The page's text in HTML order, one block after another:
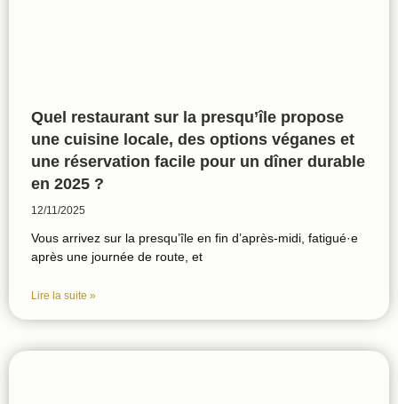
Quel restaurant sur la presqu’île propose
une cuisine locale, des options véganes et
une réservation facile pour un dîner durable
en 2025 ?
12/11/2025
Vous arrivez sur la presqu’île en fin d’après-midi, fatigué·e
après une journée de route, et
Lire la suite »